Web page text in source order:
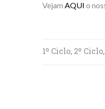
Vejam AQUI o
1º Ciclo, 2º